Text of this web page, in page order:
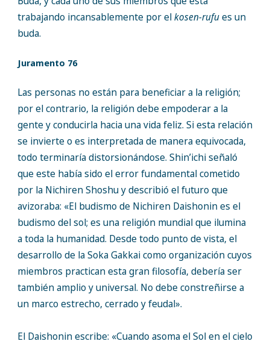
trabajando incansablemente por elkosen-rufues un
buda.
Juramento 76
Las personas no están para beneficiar a la religión;
por el contrario, la religión debe empoderar a la
gente y conducirla hacia una vida feliz. Si esta relación
se invierte o es interpretada de manera equivocada,
todo terminaría distorsionándose. Shin’ichi señaló
que este había sido el error fundamental cometido
por la Nichiren Shoshu y describió el futuro que
avizoraba: «El budismo de Nichiren Daishonin es el
budismo del sol; es una religión mundial que ilumina
a toda la humanidad. Desde todo punto de vista, el
desarrollo de la Soka Gakkai como organización cuyos
miembros practican esta gran filosofía, debería ser
también amplio y universal. No debe constreñirse a
un marco estrecho, cerrado y feudal».
El Daishonin escribe: «Cuando asoma el Sol en el cielo